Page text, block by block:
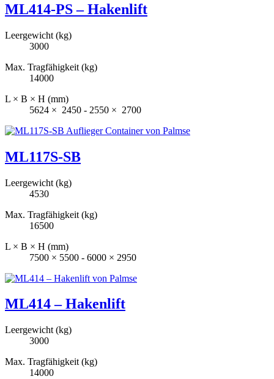
ML414-PS – Hakenlift
Leergewicht (kg)
3000
Max. Tragfähigkeit (kg)
14000
L × B × H (mm)
5624 × 2450 - 2550 × 2700
ML117S-SB
Leergewicht (kg)
4530
Max. Tragfähigkeit (kg)
16500
L × B × H (mm)
7500 × 5500 - 6000 × 2950
ML414 – Hakenlift
Leergewicht (kg)
3000
Max. Tragfähigkeit (kg)
14000